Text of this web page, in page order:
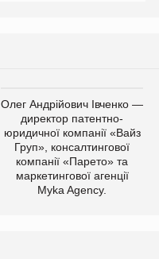
Олег Андрійович Івченко —
директор патентно-
юридичної компанії «Вайз
Груп», консалтингової
компанії «Парето» та
маркетингової агенції
Myka Agency.